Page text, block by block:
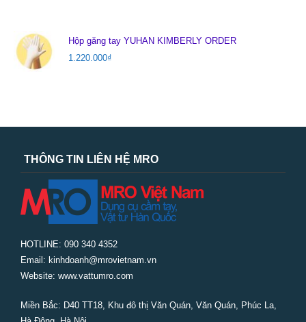
Hộp găng tay YUHAN KIMBERLY ORDER
1.220.000₫
THÔNG TIN LIÊN HỆ MRO
HOTLINE: 090 340 4352
Email: kinhdoanh@mrovietnam.vn
Website: www.vattumro.com
Miền Bắc: D40 TT18, Khu đô thị Văn Quán, Văn Quán, Phúc La,